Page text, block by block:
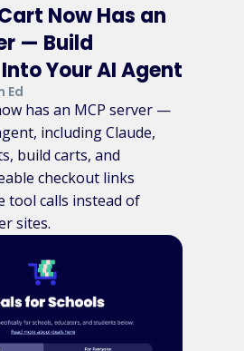
Now Has an
— Build
Your AI Agent
Ed
has an MCP server —
including Claude,
build carts, and
checkout links
tool calls instead of
sites.